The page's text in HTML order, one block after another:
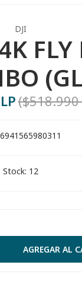
DJI
FLY
($518.990
6941565980311
Stock: 12